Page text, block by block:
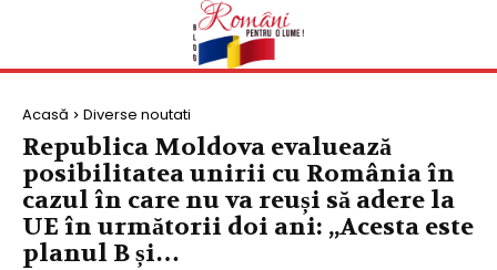
Acasă Diverse noutati
Republica Moldova evaluează
posibilitatea unirii cu România în
cazul în care nu va reuși să adere la
UE în următorii doi ani: „Acesta este
planul B și…